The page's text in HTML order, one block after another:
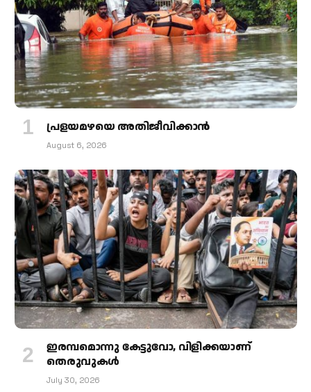
പ്രളയമഴയെ അതിജീവിക്കാന്‍
August 6, 2026
ഇരമ്പമൊന്നു കേട്ടുവോ, വിളിക്കയാണ്
തെരുവുകള്‍
July 30, 2026